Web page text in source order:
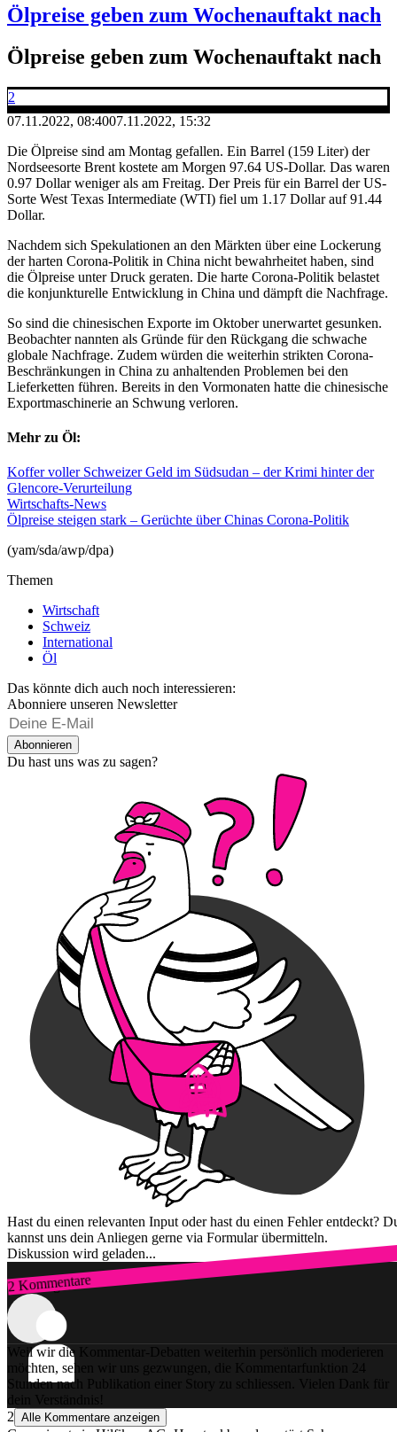
Ölpreise geben zum Wochenauftakt nach
Ölpreise geben zum Wochenauftakt nach
2
07.11.2022, 08:4007.11.2022, 15:32
Die Ölpreise sind am Montag gefallen. Ein Barrel (159 Liter) der
Nordseesorte Brent kostete am Morgen 97.64 US-Dollar. Das waren
0.97 Dollar weniger als am Freitag. Der Preis für ein Barrel der US-
Sorte West Texas Intermediate (WTI) fiel um 1.17 Dollar auf 91.44
Dollar.
Nachdem sich Spekulationen an den Märkten über eine Lockerung
der harten Corona-Politik in China nicht bewahrheitet haben, sind
die Ölpreise unter Druck geraten. Die harte Corona-Politik belastet
die konjunkturelle Entwicklung in China und dämpft die Nachfrage.
So sind die chinesischen Exporte im Oktober unerwartet gesunken.
Beobachter nannten als Gründe für den Rückgang die schwache
globale Nachfrage. Zudem würden die weiterhin strikten Corona-
Beschränkungen in China zu anhaltenden Problemen bei den
Lieferketten führen. Bereits in den Vormonaten hatte die chinesische
Exportmaschinerie an Schwung verloren.
Mehr zu Öl:
Koffer voller Schweizer Geld im Südsudan – der Krimi hinter der
Glencore-Verurteilung
Wirtschafts-News
Ölpreise steigen stark – Gerüchte über Chinas Corona-Politik
(yam/sda/awp/dpa)
Themen
Wirtschaft
Schweiz
International
Öl
Das könnte dich auch noch interessieren:
Abonniere unseren Newsletter
Abonnieren
Du hast uns was zu sagen?
Hast du einen relevanten Input oder hast du einen Fehler entdeckt?
kannst uns dein Anliegen gerne via Formular übermitteln.
Diskussion wird geladen...
2 Kommentare
Zum Login
Weil wir die Kommentar-Debatten weiterhin persönlich moderieren
möchten, sehen wir uns gezwungen, die Kommentarfunktion 24
Stunden nach Publikation einer Story zu schliessen. Vielen Dank für
dein Verständnis!
2 Alle Kommentare anzeigen